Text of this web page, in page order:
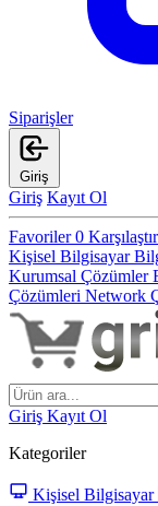
Siparişler
Giriş
Giriş Kayıt Ol
Favoriler0 Karşılaştır
Kişisel Bilgisayar
Kurumsal Çözümler
Çözümleri Network
Giriş Kayıt Ol
Kategoriler
Kişisel Bilgisayar